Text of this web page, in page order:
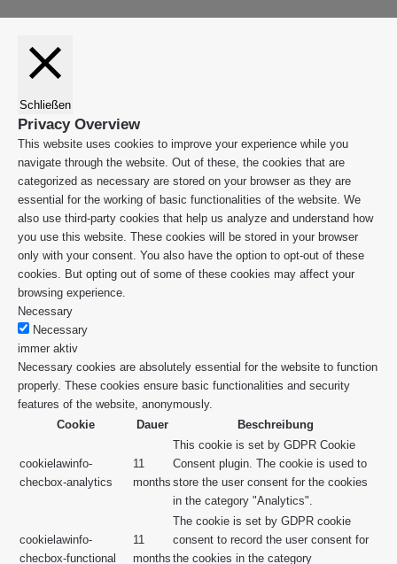
Schließen
Privacy Overview
This website uses cookies to improve your experience while you
navigate through the website. Out of these, the cookies that are
categorized as necessary are stored on your browser as they are
essential for the working of basic functionalities of the website. We
also use third-party cookies that help us analyze and understand how
you use this website. These cookies will be stored in your browser
only with your consent. You also have the option to opt-out of these
cookies. But opting out of some of these cookies may affect your
browsing experience.
Necessary
Necessary
immer aktiv
Necessary cookies are absolutely essential for the website to function
properly. These cookies ensure basic functionalities and security
features of the website, anonymously.
Cookie
Dauer Beschreibung
cookielawinfo-
checbox-analytics
11
months
This cookie is set by GDPR Cookie
Consent plugin. The cookie is used to
store the user consent for the cookies
in the category "Analytics".
cookielawinfo-
checbox-functional
11
months
The cookie is set by GDPR cookie
consent to record the user consent for
the cookies in the category